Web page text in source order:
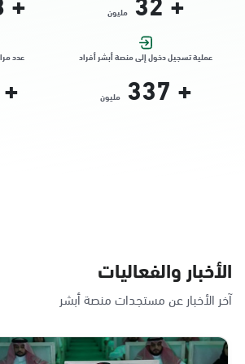
التوجه للموقع
الدمام, الدمام - الشاطئ مول
الأحد - الخميس (08:00-14:30)
الدمام, الدمام - لولو مول
الأحد - الخميس (08:00-14:30)
مليون
عملية تسجيل دخول إلى منصة أبشر أفراد
+
337 مليون
عدد
+
الأخبار والفعاليات
آخر الأخبار عن مستجدات منصة أبشر